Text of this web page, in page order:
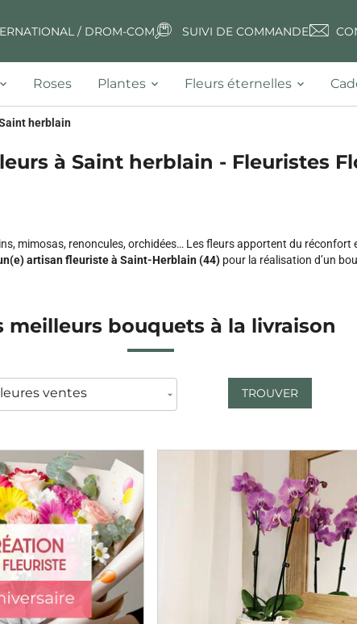
/ DROM-COM SUIVI DE COMMANDE
Roses Plantes Fleurs éternelles
herblain
à Saint herblain - Fleuristes
mimosas, renoncules, orchidées… Les fleurs apportent du
artisan fleuriste à Saint-Herblain (44) pour la réalisation d’un
meilleurs bouquets à la livraison
TROUVER